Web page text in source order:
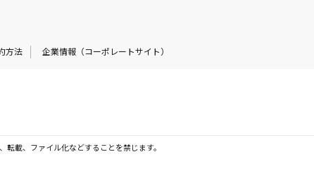
方法 企業情報（コーポレートサイト）
転載、ファイル化などすることを禁じます。